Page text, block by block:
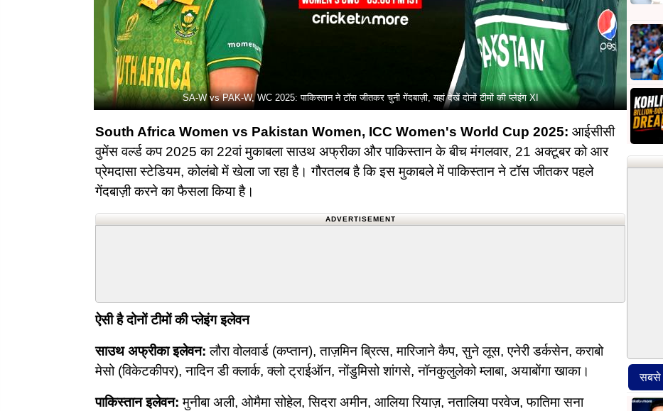
SA-W vs PAK-W, WC 2025: पाकिस्तान ने टॉस जीतकर चुनी गेंदबाज़ी, यहां देखें दोनों टीमों की प्लेइंग XI
South Africa Women vs Pakistan Women, ICC Women's World Cup 2025: आईसीसी
वुमेंस वर्ल्ड कप 2025 का 22वां मुकाबला साउथ अफ्रीका और पाकिस्तान के बीच मंगलवार, 21 अक्टूबर को आर
प्रेमदासा स्टेडियम, कोलंबो में खेला जा रहा है। गौरतलब है कि इस मुकाबले में पाकिस्तान ने टॉस जीतकर पहले
गेंदबाज़ी करने का फैसला किया है।
ADVERTISEMENT
ऐसी है दोनों टीमों की प्लेइंग इलेवन
साउथ अफ्रीका इलेवन: लौरा वोलवार्ड (कप्तान), ताज़मिन ब्रित्स, मारिजाने कैप, सुने लूस, एनेरी डर्कसेन, कराबो
मेसो (विकेटकीपर), नादिन डी क्लार्क, क्लो ट्राईऑन, नोंडुमिसो शांगसे, नॉनकुलुलेको म्लाबा, अयाबोंगा खाका।
पाकिस्तान इलेवन:मुनीबा अली, ओमैमा सोहेल, सिदरा अमीन, आलिया रियाज़, नतालिया परवेज, फातिमा सना
सबसे